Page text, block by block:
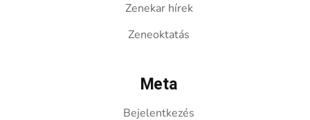
Zenekar hírek
Zeneoktatás
Meta
Bejelentkezés